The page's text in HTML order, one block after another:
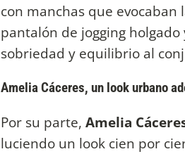
con manchas que
pantalón de jogging
sobriedad y equilibrio al
Amelia Cáceres, un look urbano
Por su parte, Amelia
luciendo un look cien por